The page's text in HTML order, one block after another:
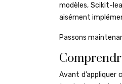
modèles, Scikit-
aisément
Passons
Avant